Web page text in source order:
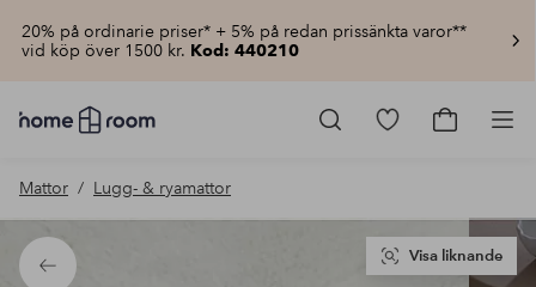
20% på ordinarie priser* + 5% på redan prissänkta varor**
vid köp över 1500 kr. Kod: 440210
Homeroom
–
hemmet
lågt
pris
Gå
Gå
Mattor Lugg- & ryamattor
Tillbaka
Visa liknande